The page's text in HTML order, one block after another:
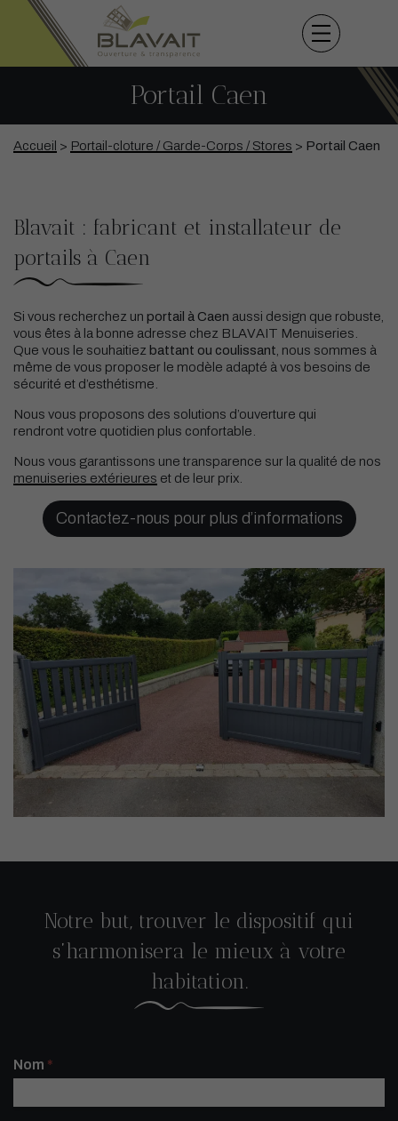
Portail Caen
Accueil > Portail-cloture / Garde-Corps / Stores > Portail Caen
Blavait : fabricant et installateur de
portails à Caen
Si vous recherchez un portail à Caen aussi design que robuste,
vous êtes à la bonne adresse chez BLAVAIT Menuiseries.
Que vous le souhaitiez battant ou coulissant , nous sommes à
même de vous proposer le modèle adapté à vos besoins de
sécurité et d’esthétisme.
Nous vous proposons des solutions d’ouverture qui
rendront votre quotidien plus confortable.
Nous vous garantissons une transparence sur la qualité de nos
menuiseries extérieures et de leur prix.
Contactez-nous pour plus d’informations
Notre but, trouver le dispositif qui
s’harmonisera le mieux à votre
habitation.
Contactez-
nous réduit
Nom *